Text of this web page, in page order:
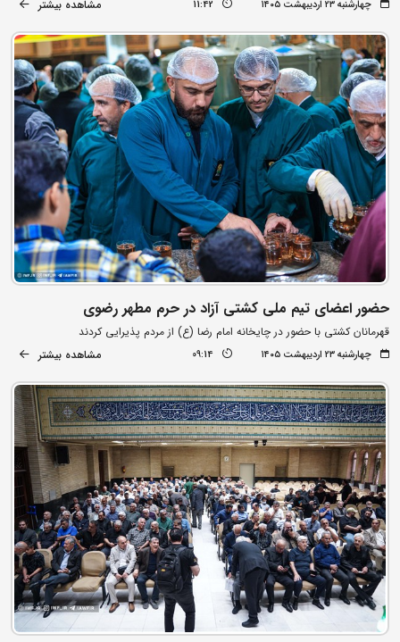
چهارشنبه ۲۳ اردیبهشت ۱۴۰۵ 11:42 مشاهده بیشتر
حضور اعضای تیم ملی کشتی آزاد در حرم مطهر رضوی
قهرمانان کشتی با حضور در چایخانه امام رضا (ع) از مردم پذیرایی کردند
چهارشنبه ۲۳ اردیبهشت ۱۴۰۵ 09:14 مشاهده بیشتر